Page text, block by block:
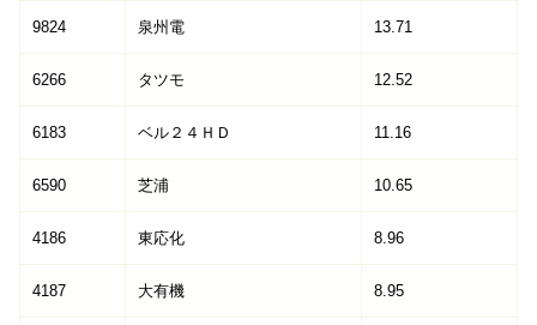
9824 泉州電 13.71
6266 タツモ 12.52
6183 ベル２４ＨＤ 11.16
6590 芝浦 10.65
4186 東応化 8.96
4187 大有機 8.95